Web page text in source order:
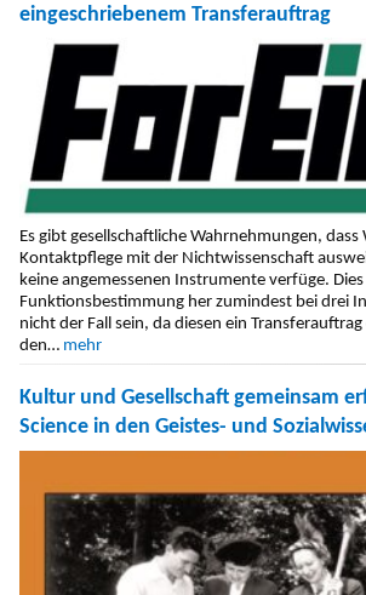
eingeschriebenem Transferauftrag
Es gibt gesellschaftliche Wahrnehmungen, dass
Kontaktpflege mit der Nichtwissenschaft
keine angemes­senen Instrumente verfüge.
Funktionsbestim­mung her zumindest bei drei
nicht der Fall sein, da diesen ein
den… mehr
Kultur und Gesellschaft gemeinsam
Science in den Geistes- und